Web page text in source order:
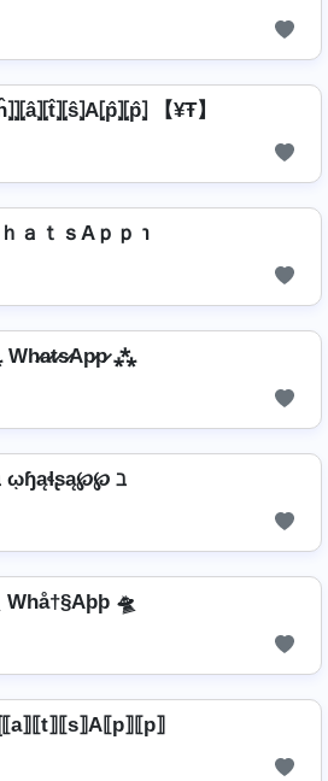
【¥Ŧ】
ａｔｓAｐｐ ℩
⁂
ῳɧąɬʂą℘℘ ℶ
Whå†§Aþþ 🛸